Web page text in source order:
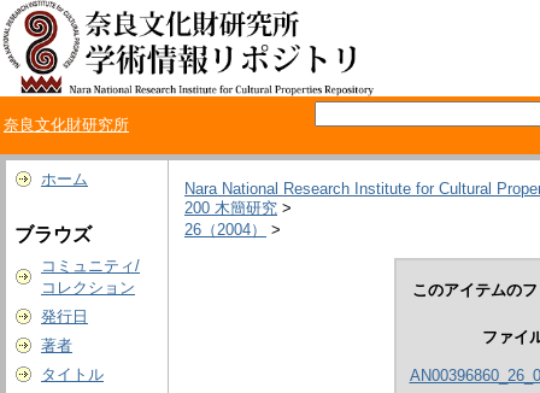
奈良文化財研究所
ホーム
ブラウズ
コミュニティ/
コレクション
発行日
著者
タイトル
Nara National Research Institute for Cultural
200 木簡研究 >
26（2004）
>
このアイテムの
ファイ